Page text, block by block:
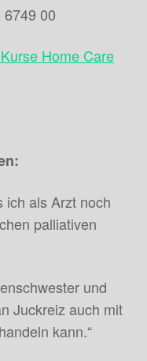
00
Home Care
ich als Arzt noch
palliativen
und
Juckreiz auch mit
kann.“